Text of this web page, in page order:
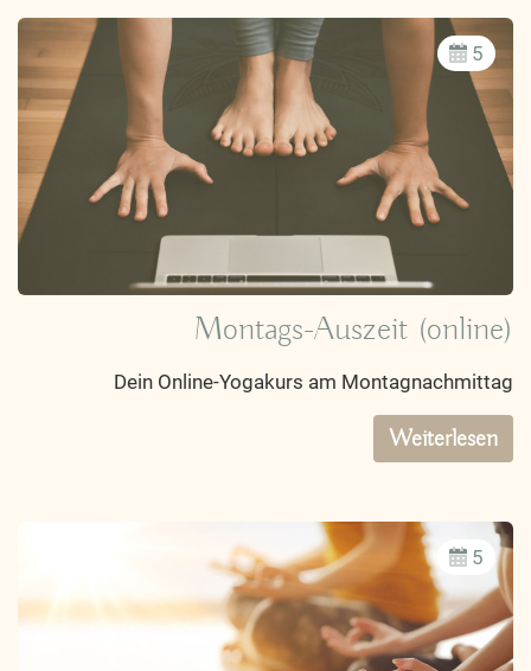
5
Montags-Auszeit (online)
Dein Online-Yogakurs am Montagnachmittag
Weiterlesen
5